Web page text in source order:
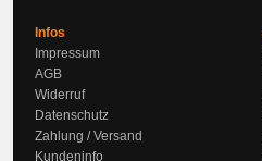
Infos
Impressum
AGB
Widerruf
Datenschutz
Zahlung / Versand
Kundeninfo